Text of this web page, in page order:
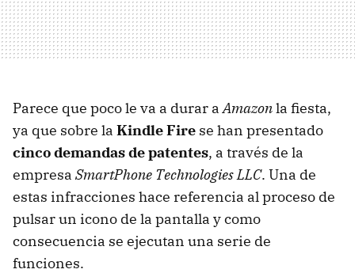
Parece que poco le va a durar aAmazonla fiesta,
ya que sobre la Kindle Fire se han presentado
cinco demandas de patentes, a través de la
empresa SmartPhone Technologies LLC. Una de
estas infracciones hace referencia al proceso de
pulsar un icono de la pantalla y como
consecuencia se ejecutan una serie de
funciones.